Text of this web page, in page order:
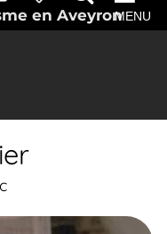
en AveyronMENU